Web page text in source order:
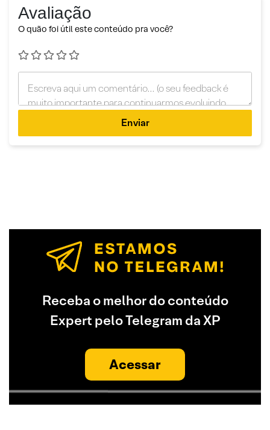
Avaliação
O quão foi útil este conteúdo pra você?
Enviar
Receba o melhor do conteúdo
Expert pelo Telegram da XP
Acessar